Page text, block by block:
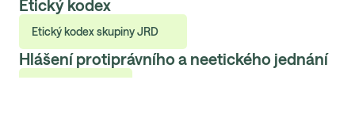
Etický kodex
Etický kodex skupiny JRD
Hlášení protiprávního a neetického jednání